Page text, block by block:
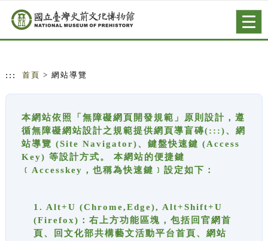
跳到主要內容
網站導覽
::: 首頁 > 網站導覽
本網站依照「無障礙網頁開發規範」原則設計，遵
循無障礙網站設計之規範提供網頁導盲磚(:::)、網
站導覽 (Site Navigator)、鍵盤快速鍵 (Access
Key) 等設計方式。 本網站的便捷鍵
﹝Accesskey，也稱為快速鍵﹞設定如下：
1. Alt+U (Chrome,Edge), Alt+Shift+U
(Firefox)：右上方功能區塊，包括回官網首
頁、回文化部共構藝文活動平台首頁、網站